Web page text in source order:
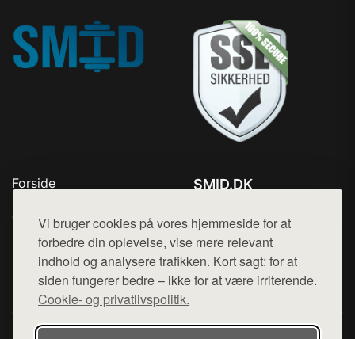
Vi bruger cookies på vores hjemmeside for at
forbedre din oplevelse, vise mere relevant
indhold og analysere trafikken. Kort sagt: for at
siden fungerer bedre – ikke for at være irriterende.
Cookie- og privatlivspolitik.
Forside
Top Rabatter
Kontakt
SMID.DK
Mail: hej@want.dk
Cookie- og privatlivspolitik